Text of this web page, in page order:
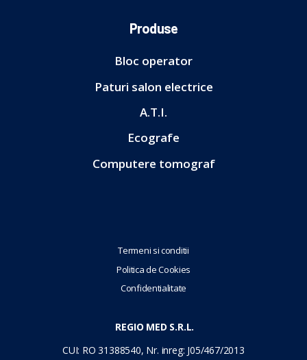
Produse
Bloc operator
Paturi salon electrice
A.T.I.
Ecografe
Computere tomograf
Termeni si conditii
Politica de Cookies
Confidentialitate
REGIO MED S.R.L.
CUI: RO 31388540, Nr. inreg: J05/467/2013